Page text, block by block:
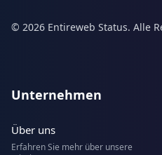
© 2026 Entireweb Status. Alle
Unternehmen
Über uns
Erfahren Sie mehr über unsere